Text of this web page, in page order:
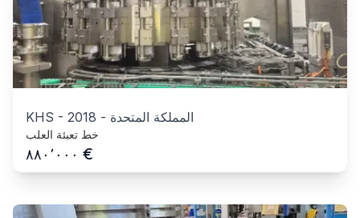
KHS - 2018 - المملكة المتحدة
خط تعبئة العلب
٨٨٠٬٠٠٠ €